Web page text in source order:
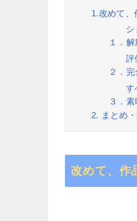
1.改めて、
１．
評
２．
す
３．
2. まとめ
改めて、作